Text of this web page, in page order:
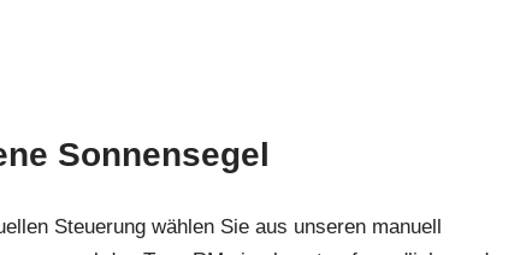
Sonnensegel
Steuerung wählen Sie aus unseren manuell